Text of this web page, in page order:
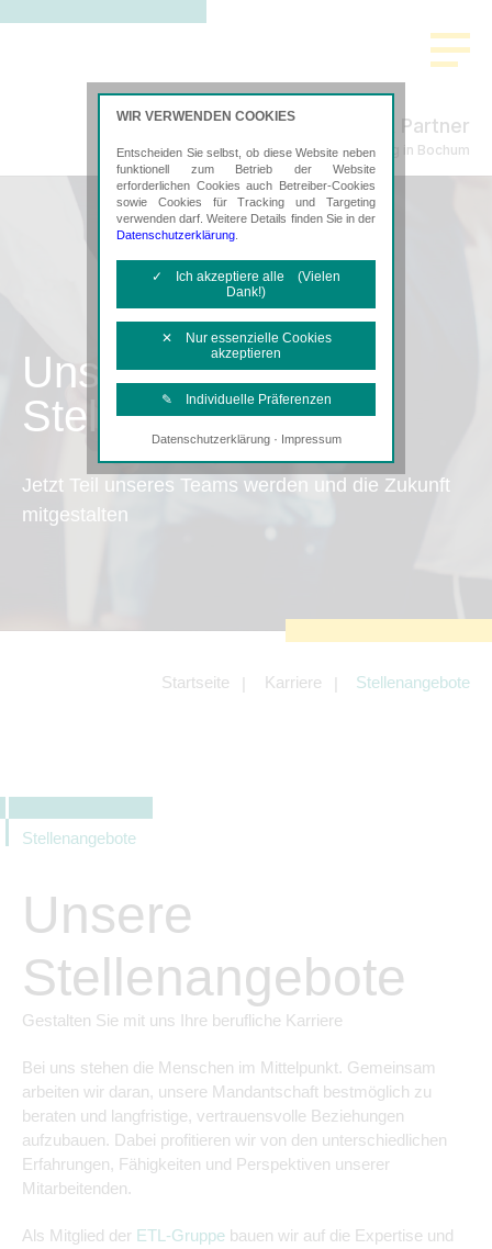
Scholz & Partner
Steuerberatung in Bochum
Unsere
Stellenangebote
Jetzt Teil unseres Teams werden und die Zukunft
mitgestalten
Startseite Karriere Stellenangebote
Stellenangebote
Unsere
Stellenangebote
Gestalten Sie mit uns Ihre berufliche Karriere
Bei uns stehen die Menschen im Mittelpunkt. Gemeinsam
arbeiten wir daran, unsere Mandantschaft bestmöglich zu
beraten und langfristige, vertrauensvolle Beziehungen
aufzubauen. Dabei profitieren wir von den unterschiedlichen
Erfahrungen, Fähigkeiten und Perspektiven unserer
Mitarbeitenden.
Als Mitglied der ETL-Gruppe bauen wir auf die Expertise und
WIR VERWENDEN COOKIES
Entscheiden Sie selbst, ob diese Website neben
funktionell zum Betrieb der Website
erforderlichen Cookies auch Betreiber-Cookies
sowie Cookies für Tracking und Targeting
verwenden darf. Weitere Details finden Sie in der
Datenschutzerklärung
✓ Ich akzeptiere alle (Vielen
Dank!)
✕ Nur essenzielle Cookies
akzeptieren
✎ Individuelle Präferenzen
Notwendige Cookies
Diese Cookies sind erforderlich, um die
grundlegende Funktionalität der Website
Angebotes einschließlich der
Angeboten von z.B. Facebook und
LinkedIn.
Datenschutzerklärung· Impressum